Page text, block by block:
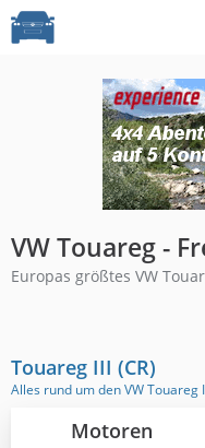
VW Touareg -
Europas größtes VW
Touareg III (CR)
Alles rund um den VW
Motoren